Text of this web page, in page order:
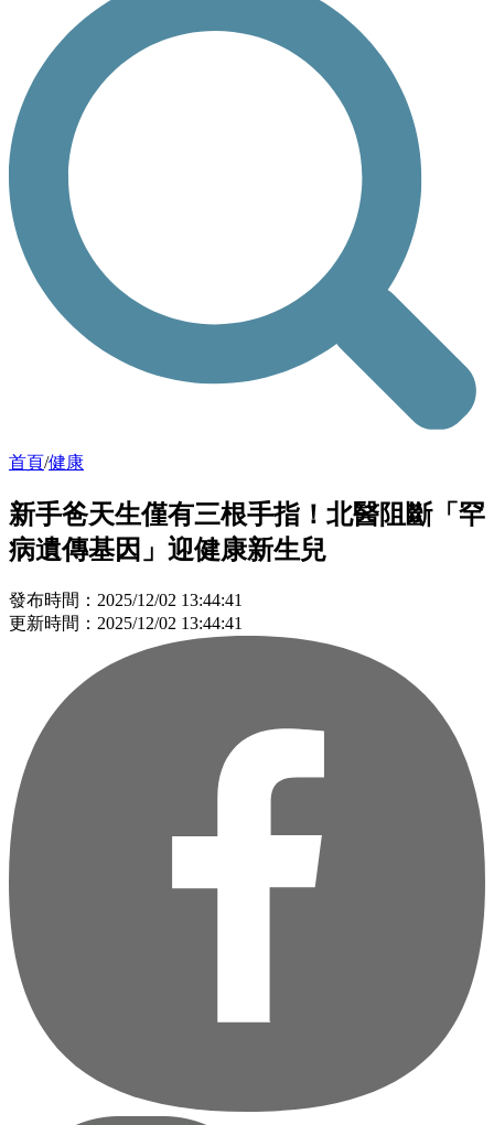
首頁/健康
新手爸天生僅有三根手指！北醫阻斷「罕
病遺傳基因」迎健康新生兒
發布時間：2025/12/02 13:44:41
更新時間：2025/12/02 13:44:41